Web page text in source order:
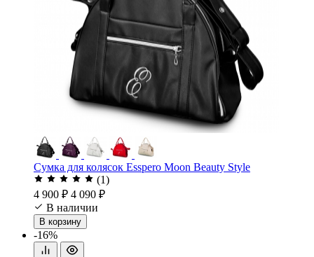
Сумка для колясок Esspero Moon Beauty Style
(1)
4 900 ₽ 4 090 ₽
В наличии
В корзину
-16%